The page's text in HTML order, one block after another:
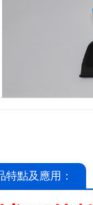
特點及應用：